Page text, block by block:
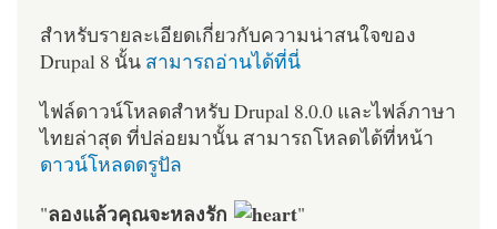
สำหรับรายละเอียดเกี่ยวกับความน่าสนใจของ
Drupal 8 นั้น สามารถอ่านได้ที่นี่
ไฟล์ดาวน์โหลดสำหรับ Drupal 8.0.0 และไฟล์ภาษา
ไทยล่าสุด ที่ปล่อยมานั้น สามารถโหลดได้ที่หน้า
ดาวน์โหลดดรูปัล
"ลองแล้วคุณจะหลงรัก "